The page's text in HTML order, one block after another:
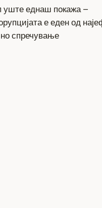
уште еднаш покажа –
е еден од
спречување